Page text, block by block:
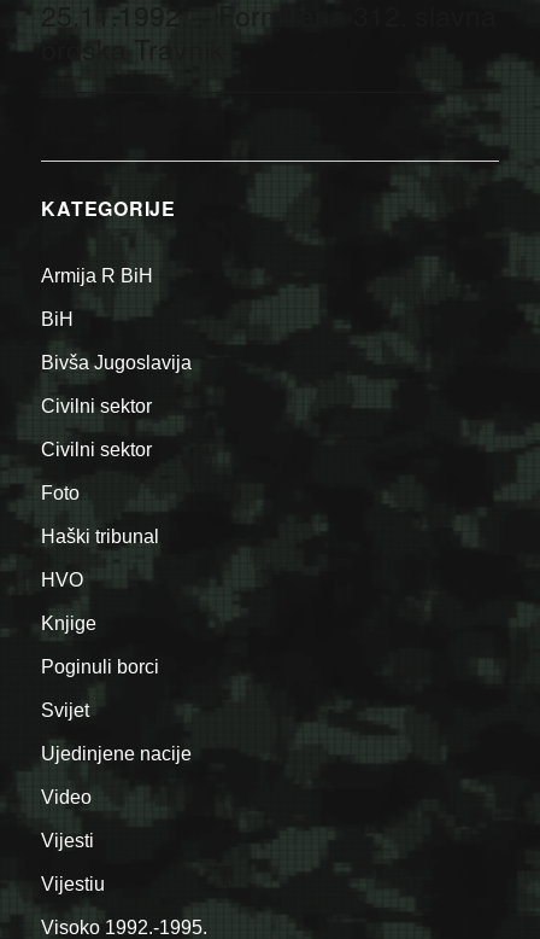
Next
post:
25.11.1992. – Formirana 312. slavna
brdska Travnik
KATEGORIJE
Armija R BiH
BiH
Bivša Jugoslavija
Civilni sektor
Civilni sektor
Foto
Haški tribunal
HVO
Knjige
Poginuli borci
Svijet
Ujedinjene nacije
Video
Vijesti
Vijestiu
Visoko 1992.-1995.